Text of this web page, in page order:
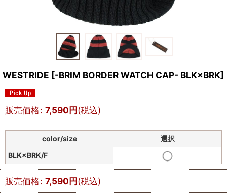
WESTRIDE [-BRIM BORDER WATCH CAP- BLK×BRK]
販売価格: 7,590円(税込)
color/size
選択
BLK×BRK/F
販売価格: 7,590円(税込)